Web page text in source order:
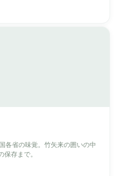
路・大北路という四本の整然
各省の味覚。竹矢来の囲いの中
保存まで。